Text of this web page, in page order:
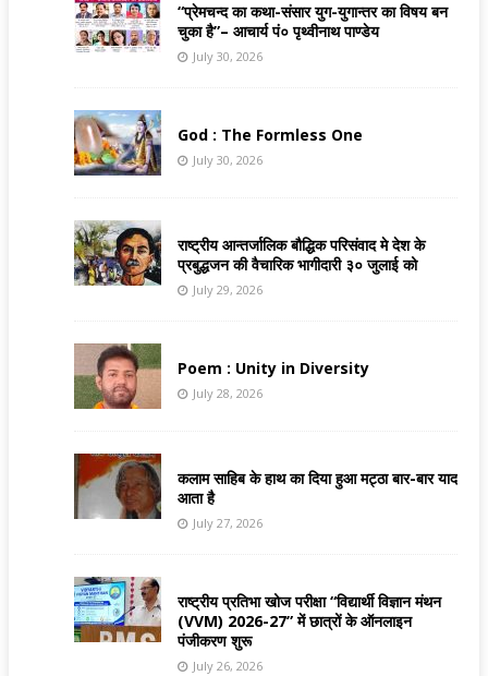
“प्रेमचन्द का कथा-संसार युग-युगान्तर का विषय बन
चुका है”– आचार्य पं० पृथ्वीनाथ पाण्डेय
July 30, 2026
God : The Formless One
July 30, 2026
राष्ट्रीय आन्तर्जालिक बौद्धिक परिसंवाद मे देश के
प्रबुद्धजन की वैचारिक भागीदारी ३० जुलाई को
July 29, 2026
Poem : Unity in Diversity
July 28, 2026
कलाम साहिब के हाथ का दिया हुआ मट्ठा बार-बार याद
आता है
July 27, 2026
राष्ट्रीय प्रतिभा खोज परीक्षा “विद्यार्थी विज्ञान मंथन
(VVM) 2026-27” में छात्रों के ऑनलाइन
पंजीकरण शुरू
July 26, 2026